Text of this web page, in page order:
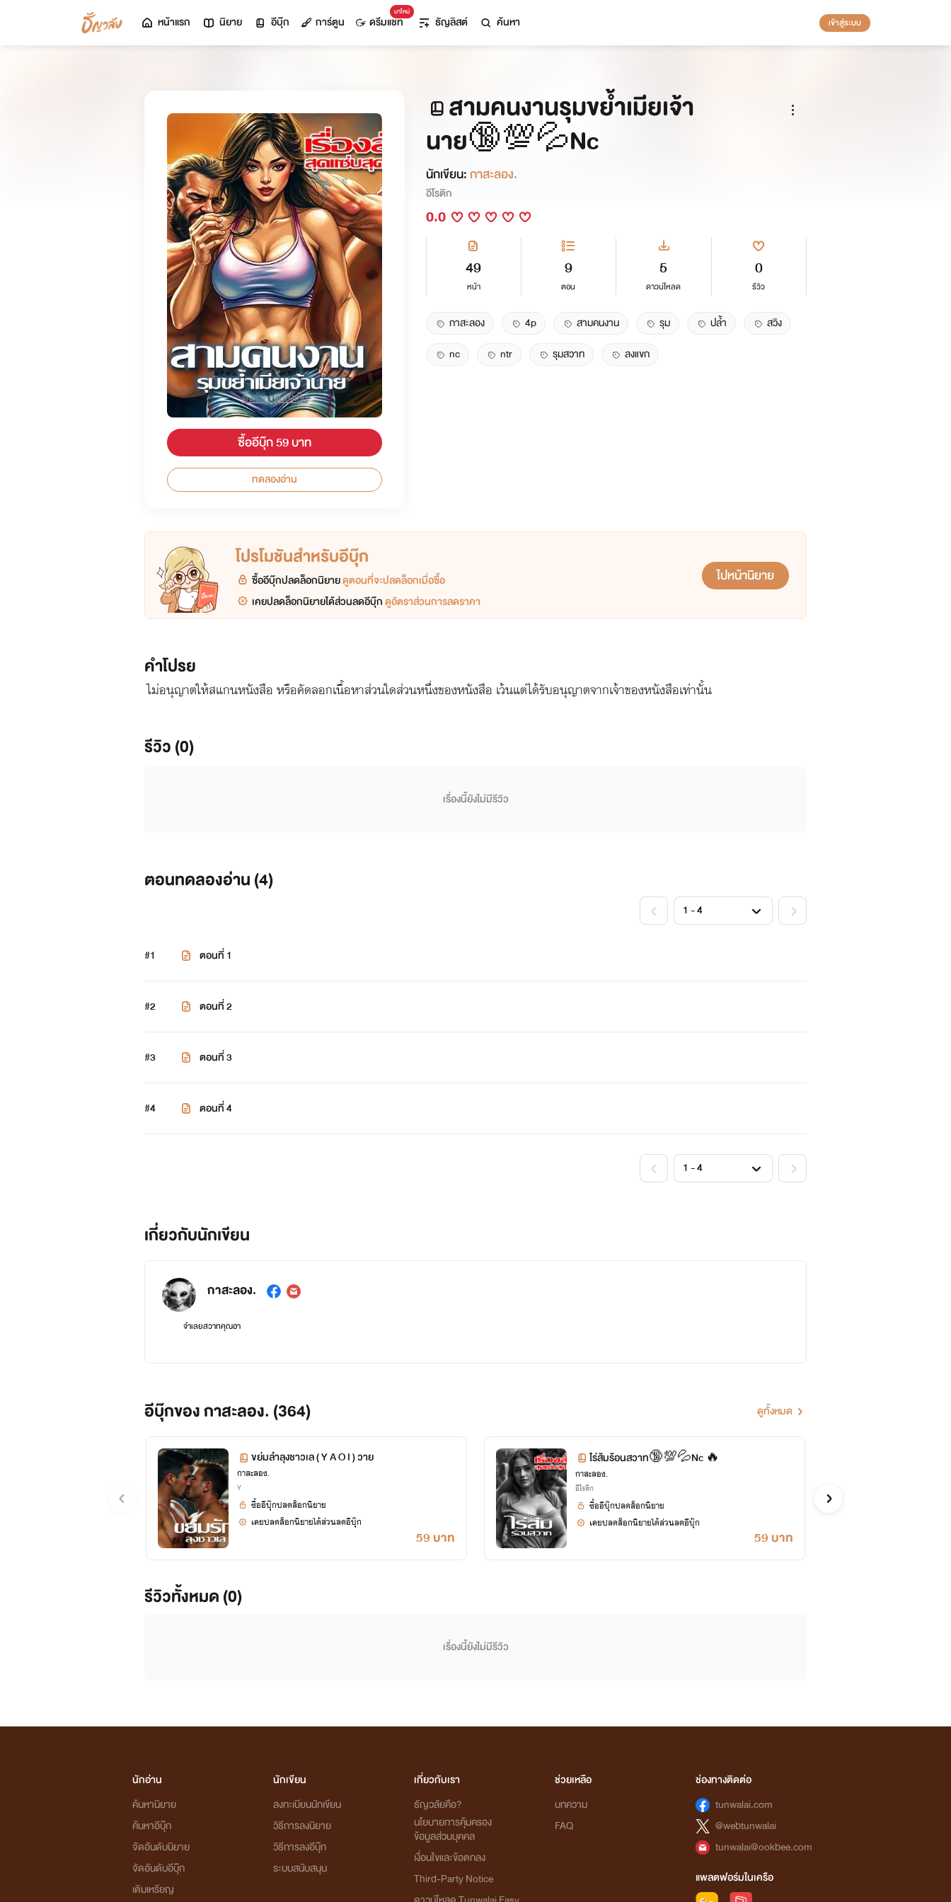
หน้าแรก นิยาย อีบุ๊ก การ์ตูน
มาใหม่
ดรีมแชท ธัญลิสต์ ค้นหา เข้าสู่ระบบ
ตั้งค่าการมองเห็น
ซื้ออีบุ๊ก 59 บาท
ทดลองอ่าน
สามคนงานรุมขย้ำเมียเจ้า
นาย🔞💯💦Nc
นักเขียน:กาสะลอง.
อีโรติก
0.0
49
หน้า
9
ตอน
5
ดาวน์โหลด
0
รีวิว
กาสะลอง 4p สามคนงาน รุม ปล้ำ
สวิง
nc
ntr รุมสวาท ลงแขก
โปรโมชันสำหรับอีบุ๊ก
ซื้ออีบุ๊กปลดล็อกนิยายดูตอนที่จะปลดล็อกเมื่อซื้อ
เคยปลดล็อกนิยายได้ส่วนลดอีบุ๊กดูอัตราส่วนการลดราคา
ไปหน้านิยาย
คำโปรย
ไม่อนุญาตให้สแกนหนังสือ หรือคัดลอกเนื้อหาส่วนใดส่วนหนึ่งของหนังสือ เว้นแต่ได้รับอนุญาตจากเจ้าของหนังสือเท่านั้น
รีวิว (0)
เรื่องนี้ยังไม่มีรีวิว
ตอนทดลองอ่าน (4)
#1 ตอนที่ 1
#2 ตอนที่ 2
#3 ตอนที่ 3
#4 ตอนที่ 4
เกี่ยวกับนักเขียน
กาสะลอง.
จำเลยสวาทคุณอา
อีบุ๊กของ กาสะลอง. (364) ดูทั้งหมด
ขย่มลำลุงชาวเล ( Y A O I ) วาย
กาสะลอง.
Y
59 บาท
ซื้ออีบุ๊กปลดล็อกนิยาย
เคยปลดล็อกนิยายได้ส่วนลดอีบุ๊ก
ไร่ส้มร้อนสวาท🔞💯💦Nc 🔥
กาสะลอง.
อีโรติก
59 บาท
ซื้ออีบุ๊กปลดล็อกนิยาย
เคยปลดล็อกนิยายได้ส่วนลดอีบุ๊ก
รีวิวทั้งหมด (0)
เรื่องนี้ยังไม่มีรีวิว
นักอ่าน
ค้นหานิยาย
ค้นหาอีบุ๊ก
จัดอันดับนิยาย
จัดอันดับอีบุ๊ก
เติมเหรียญ
นักเขียน
ลงทะเบียนนักเขียน
วิธีการลงนิยาย
วิธีการลงอีบุ๊ก
ระบบสนับสนุน
เกี่ยวกับเรา
ธัญวลัยคือ?
นโยบายการคุ้มครอง
ข้อมูลส่วนบุคคล
เงื่อนไขและข้อตกลง
Third-Party Notice
ช่วยเหลือ
บทความ
FAQ
ช่องทางติดต่อ
tunwalai.com
@webtunwalai
tunwalai@ookbee.com
แพลตฟอร์มในเครือ